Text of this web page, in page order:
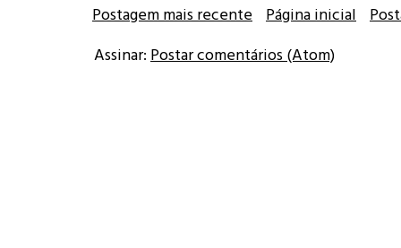
Postagem mais recente Página inicial
Assinar: Postar comentários (Atom)